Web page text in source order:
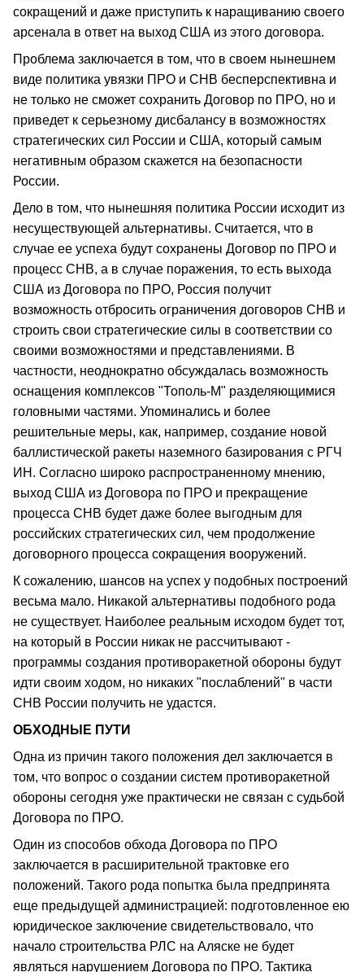
сокращений и даже приступить к наращиванию своего
арсенала в ответ на выход США из этого договора.
Проблема заключается в том, что в своем нынешнем
виде политика увязки ПРО и СНВ бесперспективна и
не только не сможет сохранить Договор по ПРО, но и
приведет к серьезному дисбалансу в возможностях
стратегических сил России и США, который самым
негативным образом скажется на безопасности
России.
Дело в том, что нынешняя политика России исходит из
несуществующей альтернативы. Считается, что в
случае ее успеха будут сохранены Договор по ПРО и
процесс СНВ, а в случае поражения, то есть выхода
США из Договора по ПРО, Россия получит
возможность отбросить ограничения договоров СНВ и
строить свои стратегические силы в соответствии со
своими возможностями и представлениями. В
частности, неоднократно обсуждалась возможность
оснащения комплексов "Тополь-М" разделяющимися
головными частями. Упоминались и более
решительные меры, как, например, создание новой
баллистической ракеты наземного базирования с РГЧ
ИН. Согласно широко распространенному мнению,
выход США из Договора по ПРО и прекращение
процесса СНВ будет даже более выгодным для
российских стратегических сил, чем продолжение
договорного процесса сокращения вооружений.
К сожалению, шансов на успех у подобных построений
весьма мало. Никакой альтернативы подобного рода
не существует. Наиболее реальным исходом будет тот,
на который в России никак не рассчитывают -
программы создания противоракетной обороны будут
идти своим ходом, но никаких "послаблений" в части
СНВ России получить не удастся.
ОБХОДНЫЕ ПУТИ
Одна из причин такого положения дел заключается в
том, что вопрос о создании систем противоракетной
обороны сегодня уже практически не связан с судьбой
Договора по ПРО.
Один из способов обхода Договора по ПРО
заключается в расширительной трактовке его
положений. Такого рода попытка была предпринята
еще предыдущей администрацией: подготовленное ею
юридическое заключение свидетельствовало, что
начало строительства РЛС на Аляске не будет
являться нарушением Договора по ПРО. Тактика